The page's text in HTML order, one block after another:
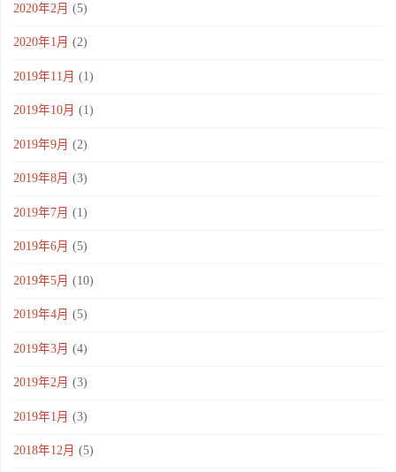
2020年2月 (5)
2020年1月 (2)
2019年11月 (1)
2019年10月 (1)
2019年9月 (2)
2019年8月 (3)
2019年7月 (1)
2019年6月 (5)
2019年5月 (10)
2019年4月 (5)
2019年3月 (4)
2019年2月 (3)
2019年1月 (3)
2018年12月 (5)